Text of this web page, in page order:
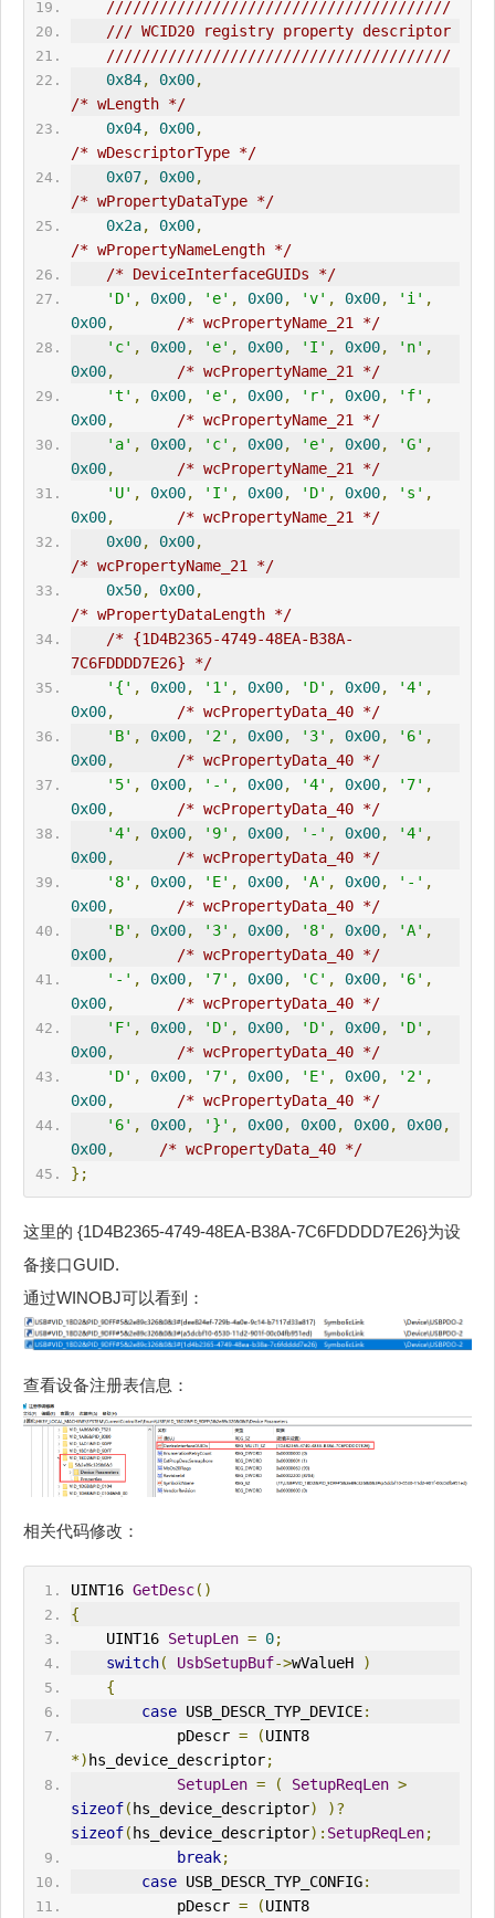
///////////////////////////////////////
/// WCID20 registry property descriptor
///////////////////////////////////////
0x84, 0x00,
/* wLength */
0x04, 0x00,
/* wDescriptorType */
0x07, 0x00,
/* wPropertyDataType */
0x2a, 0x00,
/* wPropertyNameLength */
/* DeviceInterfaceGUIDs */
'D' , 0x00, 'e' , 0x00, 'v' , 0x00, 'i' ,
0x00,
/* wcPropertyName_21 */
'c' , 0x00, 'e' , 0x00, 'I' , 0x00, 'n' ,
0x00,
/* wcPropertyName_21 */
't' , 0x00, 'e' , 0x00, 'r' , 0x00, 'f' ,
0x00,
/* wcPropertyName_21 */
'a' , 0x00, 'c' , 0x00, 'e' , 0x00, 'G' ,
0x00,
/* wcPropertyName_21 */
'U' , 0x00, 'I' , 0x00, 'D' , 0x00, 's' ,
0x00,
/* wcPropertyName_21 */
0x00, 0x00,
/* wcPropertyName_21 */
0x50, 0x00,
/* wPropertyDataLength */
/* {1D4B2365-4749-48EA-B38A-
7C6FDDDD7E26} */
'{' , 0x00, '1' , 0x00, 'D' , 0x00, '4' ,
0x00,
/* wcPropertyData_40 */
'B' , 0x00, '2' , 0x00, '3' , 0x00, '6' ,
0x00,
/* wcPropertyData_40 */
'5' , 0x00, '-' , 0x00, '4' , 0x00, '7' ,
0x00,
/* wcPropertyData_40 */
'4' , 0x00, '9' , 0x00, '-' , 0x00, '4' ,
0x00,
/* wcPropertyData_40 */
'8' , 0x00, 'E' , 0x00, 'A' , 0x00, '-' ,
0x00,
/* wcPropertyData_40 */
'B' , 0x00, '3' , 0x00, '8' , 0x00, 'A' ,
0x00,
/* wcPropertyData_40 */
'-' , 0x00, '7' , 0x00, 'C' , 0x00, '6' ,
0x00,
/* wcPropertyData_40 */
'F' , 0x00, 'D' , 0x00, 'D' , 0x00, 'D' ,
0x00,
/* wcPropertyData_40 */
'D' , 0x00, '7' , 0x00, 'E' , 0x00, '2' ,
0x00,
/* wcPropertyData_40 */
'6' , 0x00, '}' , 0x00, 0x00, 0x00, 0x00,
0x00,
/* wcPropertyData_40 */
};
这里的 {1D4B2365-4749-48EA-B38A-7C6FDDDD7E26}为设
备接口GUID.
通过WINOBJ可以看到：
查看设备注册表信息：
相关代码修改：
UINT16 GetDesc()
{
    UINT16
SetupLen = 0;
switch( UsbSetupBuf->wValueH
)
{
case USB_DESCR_TYP_DEVICE:
            pDescr
= (
UINT8
*) hs_device_descriptor;
SetupLen = ( SetupReqLen >
sizeof( hs_device_descriptor)
)?
sizeof( hs_device_descriptor): SetupReqLen;
break;
case USB_DESCR_TYP_CONFIG:
            pDescr
= (
UINT8